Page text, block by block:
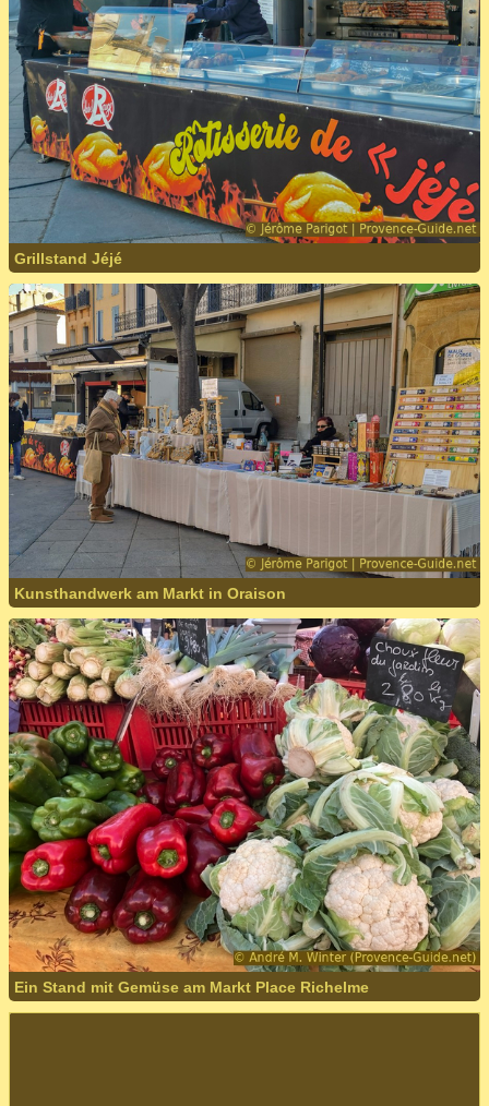
Grillstand Jéjé
Kunsthandwerk am Markt in Oraison
Ein Stand mit Gemüse am Markt Place Richelme